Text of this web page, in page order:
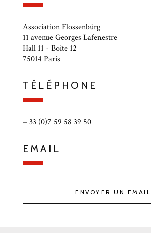
Association Flossenbürg
11 avenue Georges Lafenestre
Hall 11 - Boîte 12
75014 Paris
TÉLÉPHONE
+ 33 (0)7 59 58 39 50
EMAIL
ENVOYER UN EMAIL